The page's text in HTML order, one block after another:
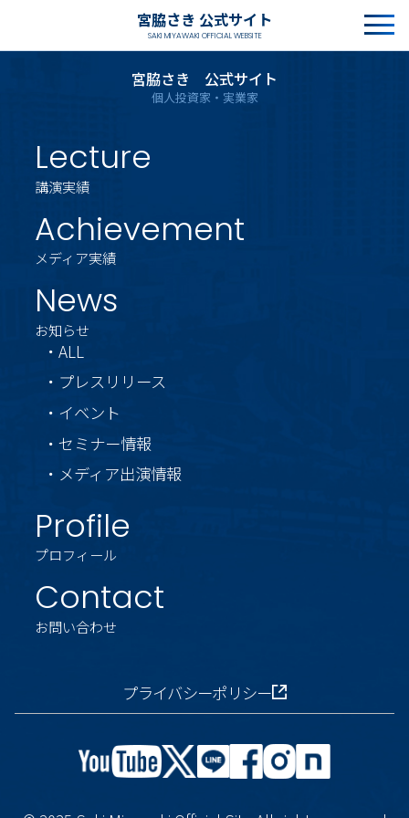
宮脇さき 公式サイト
SAKI MIYAWAKI OFFICIAL WEBSITE
宮脇さき 公式サイト
個人投資家・実業家
Lecture
講演実績
Achievement
メディア実績
News
お知らせ
・ALL
・プレスリリース
・イベント
・セミナー情報
・メディア出演情報
Profile
プロフィール
Contact
お問い合わせ
プライバシーポリシー